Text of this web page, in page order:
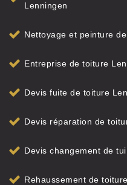
Lenningen
Nettoyage et peinture
Entreprise de toiture
Devis fuite de toiture
Devis réparation de
Devis changement de
Rehaussement de